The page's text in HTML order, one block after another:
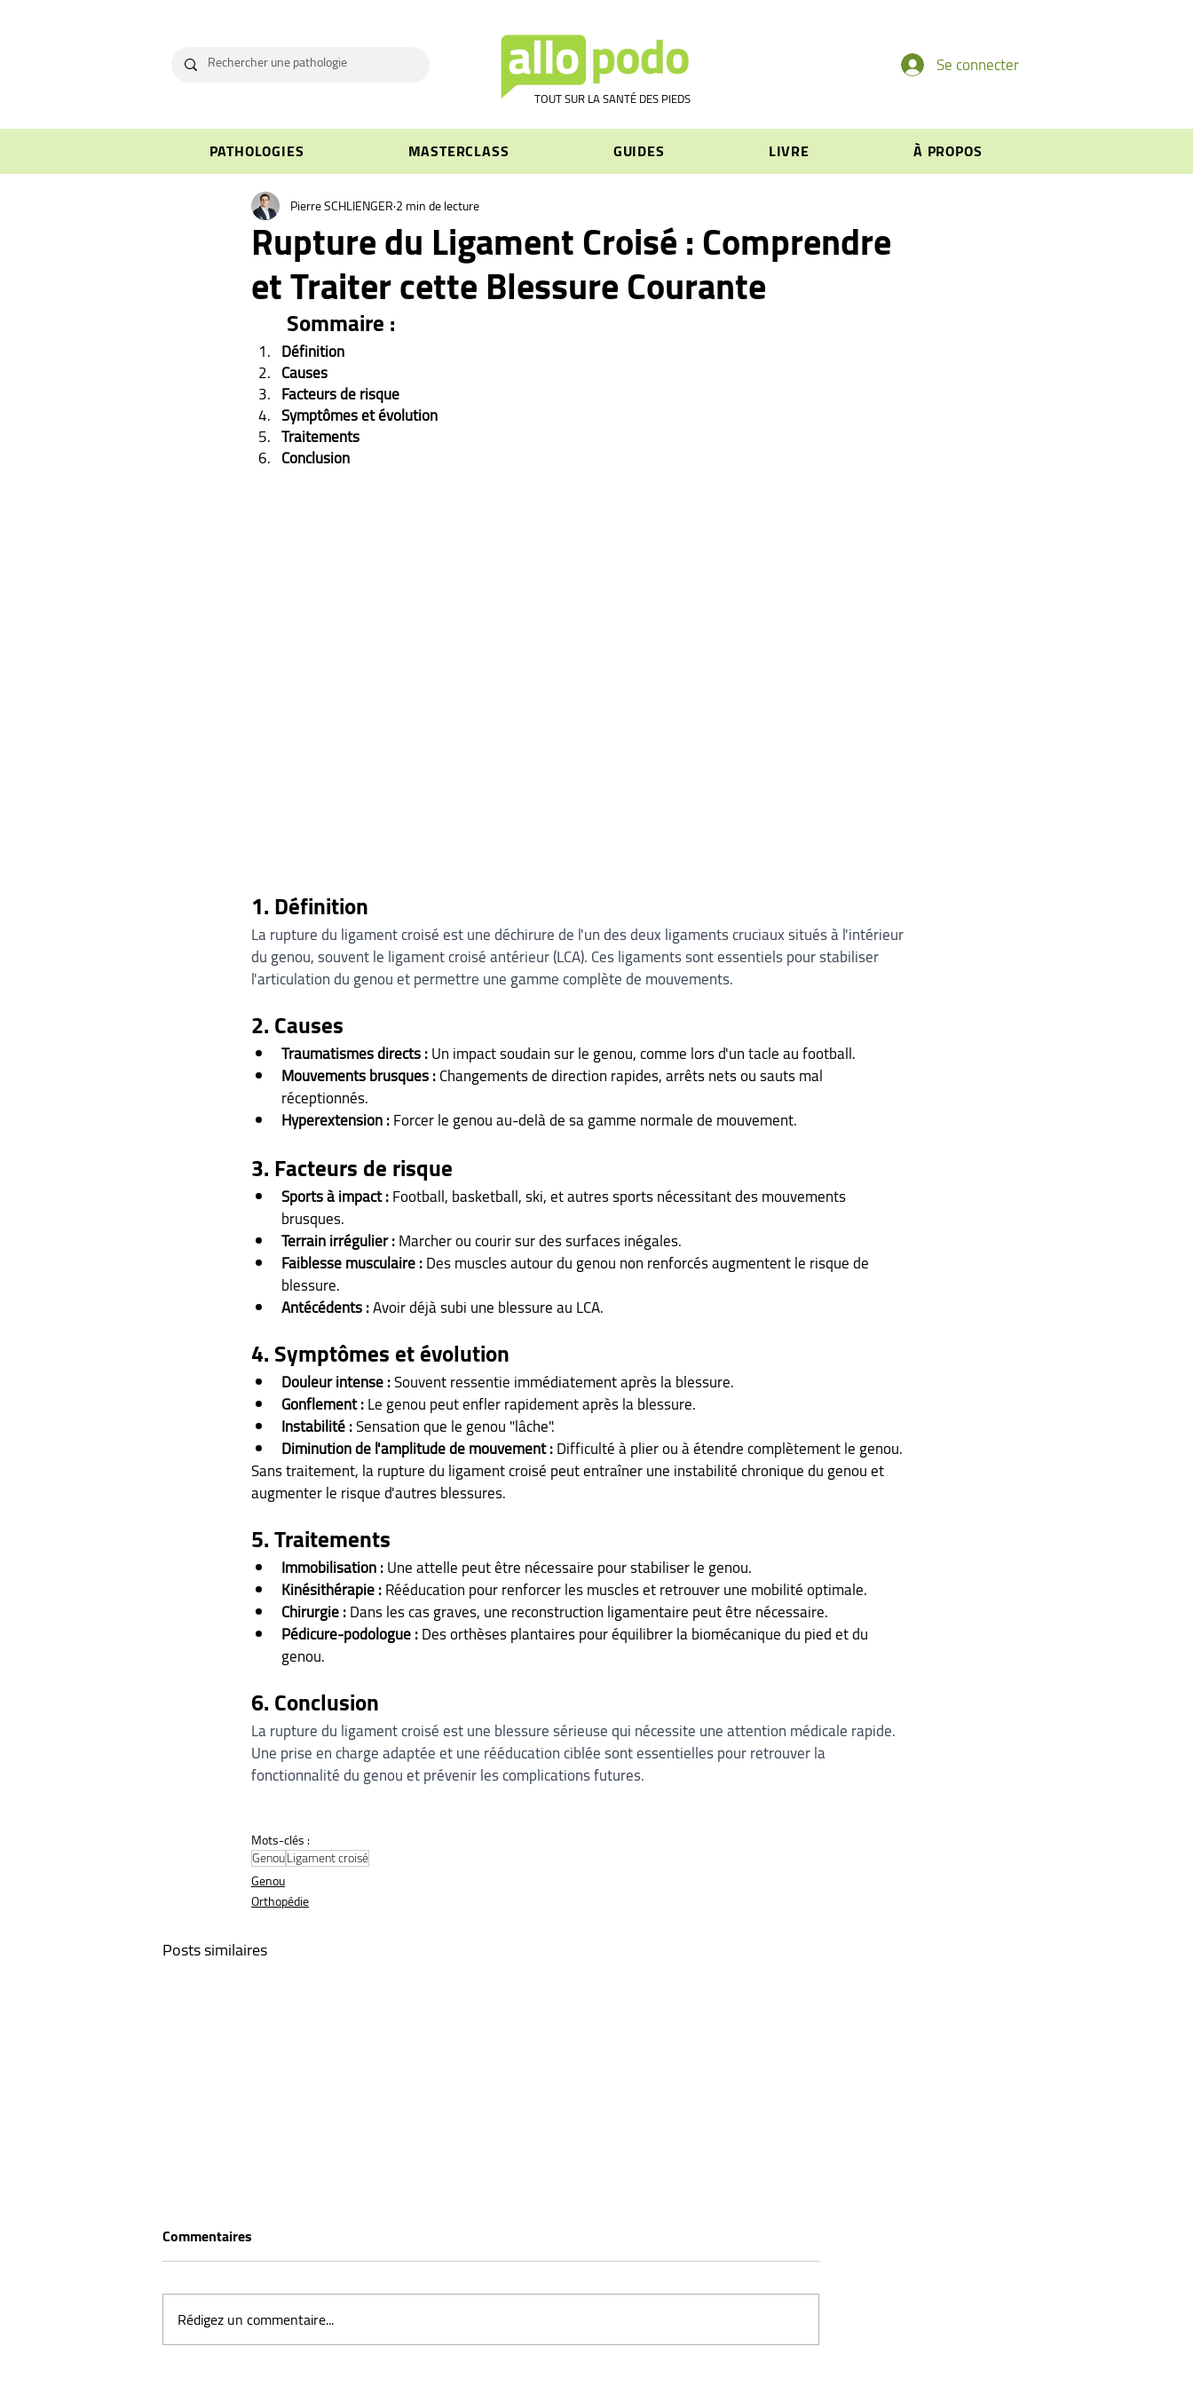
TOUT SUR LA SANTÉ DES PIEDS
Se connecter
PATHOLOGIES MASTERCLASS GUIDES LIVRE À PROPOS
Rupture du Ligament Croisé : Comprendre
et Traiter cette Blessure Courante
Pierre SCHLIENGER2 min de lecture
Sommaire :
Définition
Causes
Facteurs de risque
Symptômes et évolution
Traitements
Conclusion
1. Définition
La rupture du ligament croisé est une déchirure de l'un des deux ligaments cruciaux situés à l'intérieur
du genou, souvent le ligament croisé antérieur (LCA). Ces ligaments sont essentiels pour stabiliser
l'articulation du genou et permettre une gamme complète de mouvements.
2. Causes
Traumatismes directs : Un impact soudain sur le genou, comme lors d'un tacle au football.
Mouvements brusques : Changements de direction rapides, arrêts nets ou sauts mal
réceptionnés.
Hyperextension : Forcer le genou au-delà de sa gamme normale de mouvement.
3. Facteurs de risque
Sports à impact : Football, basketball, ski, et autres sports nécessitant des mouvements
brusques.
Terrain irrégulier : Marcher ou courir sur des surfaces inégales.
Faiblesse musculaire : Des muscles autour du genou non renforcés augmentent le risque de
blessure.
Antécédents : Avoir déjà subi une blessure au LCA.
4. Symptômes et évolution
Douleur intense : Souvent ressentie immédiatement après la blessure.
Gonflement : Le genou peut enfler rapidement après la blessure.
Instabilité : Sensation que le genou "lâche".
Diminution de l'amplitude de mouvement : Difficulté à plier ou à étendre complètement le genou.
Sans traitement, la rupture du ligament croisé peut entraîner une instabilité chronique du genou et
augmenter le risque d'autres blessures.
5. Traitements
Immobilisation : Une attelle peut être nécessaire pour stabiliser le genou.
Kinésithérapie : Rééducation pour renforcer les muscles et retrouver une mobilité optimale.
Chirurgie : Dans les cas graves, une reconstruction ligamentaire peut être nécessaire.
Pédicure-podologue : Des orthèses plantaires pour équilibrer la biomécanique du pied et du
genou.
6. Conclusion
La rupture du ligament croisé est une blessure sérieuse qui nécessite une attention médicale rapide.
Une prise en charge adaptée et une rééducation ciblée sont essentielles pour retrouver la
fonctionnalité du genou et prévenir les complications futures.
Mots-clés :
GenouLigament croisé
Genou
Orthopédie
Posts similaires
Commentaires
Rédigez un commentaire...